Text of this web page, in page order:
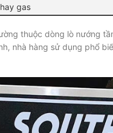
gas
thuộc dòng lò nướng
nhà hàng sử dụng phổ